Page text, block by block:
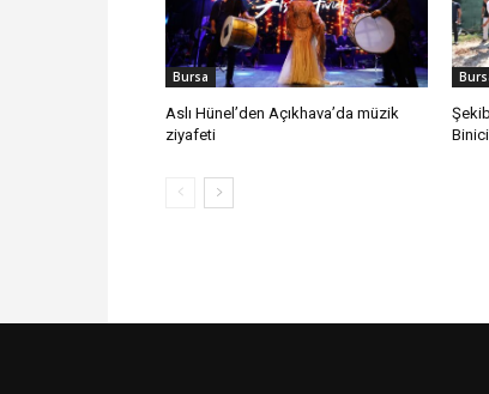
Bursa
Aslı Hünel’den Açıkhava’da müzik
ziyafeti